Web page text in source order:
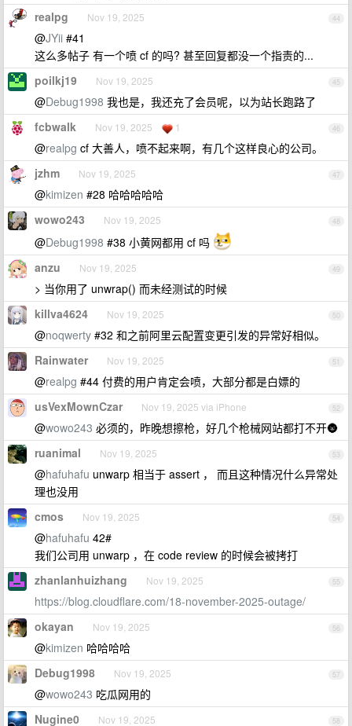
44
realpg Nov 19, 2025
@JYii #41
这么多帖子 有一个喷 cf 的吗? 甚至回复都没一个指责的...
45
poilkj19 Nov 19, 2025
@Debug1998 我也是，我还充了会员呢，以为站长跑路了
46
fcbwalk Nov 19, 2025 1
@realpg cf 大善人，喷不起来啊，有几个这样良心的公司。
47
jzhm Nov 19, 2025
@kimizen #28 哈哈哈哈哈
48
wowo243 Nov 19, 2025
@Debug1998 #38 小黄网都用 cf 吗
49
anzu Nov 19, 2025
> 当你用了 unwrap() 而未经测试的时候
50
killva4624 Nov 19, 2025
@noqwerty #32 和之前阿里云配置变更引发的异常好相似。
51
Rainwater Nov 19, 2025
@realpg #44 付费的用户肯定会喷，大部分都是白嫖的
52
usVexMownCzar Nov 19, 2025 via iPhone
@wowo243 必须的，昨晚想擦枪，好几个枪械网站都打不开🌚
53
ruanimal Nov 19, 2025
@hafuhafu unwarp 相当于 assert ， 而且这种情况什么异常处
理也没用
54
cmos Nov 19, 2025
@hafuhafu 42#
我们公司用 unwarp ，在 code review 的时候会被拷打
55
zhanlanhuizhang Nov 19, 2025
https://blog.cloudflare.com/18-november-2025-outage/
56
okayan Nov 19, 2025
@kimizen 哈哈哈哈
57
Debug1998 Nov 19, 2025
@wowo243 吃瓜网用的
58
Nugine0 Nov 19, 2025